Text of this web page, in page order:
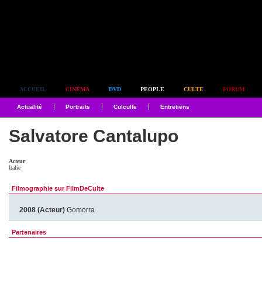
ACCUEIL CINÉMA DVD PEOPLE CULTE FORUM
Actualité Portraits Culculte Entretiens
Salvatore Cantalupo
Acteur
Italie
Filmographie sur FilmDeCulte
2008 (Acteur) Gomorra
Partenaires